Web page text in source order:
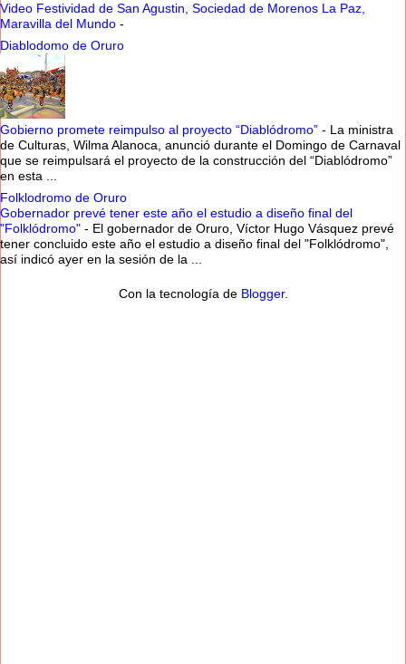
Video Festividad de San Agustin, Sociedad de Morenos La Paz,
Maravilla del Mundo -
Diablodomo de Oruro
Gobierno promete reimpulso al proyecto “Diablódromo” - La ministra
de Culturas, Wilma Alanoca, anunció durante el Domingo de Carnaval
que se reimpulsará el proyecto de la construcción del “Diablódromo”
en esta ...
Folklodromo de Oruro
Gobernador prevé tener este año el estudio a diseño final del
"Folklódromo" - El gobernador de Oruro, Víctor Hugo Vásquez prevé
tener concluido este año el estudio a diseño final del "Folklódromo",
así indicó ayer en la sesión de la ...
Con la tecnología de Blogger.